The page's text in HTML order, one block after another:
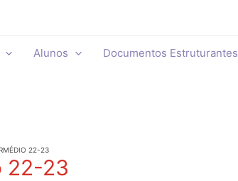
Alunos Documentos Estruturantes
22-23
22-23